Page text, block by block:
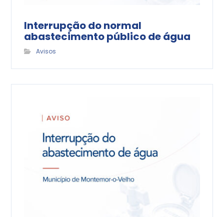
Interrupção do normal
abastecimento público de água
Avisos